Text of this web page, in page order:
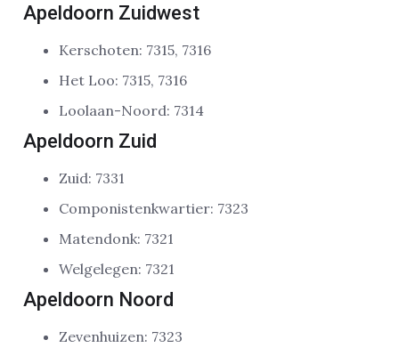
Apeldoorn Zuidwest
Kerschoten: 7315, 7316
Het Loo: 7315, 7316
Loolaan-Noord: 7314
Apeldoorn Zuid
Zuid: 7331
Componistenkwartier: 7323
Matendonk: 7321
Welgelegen: 7321
Apeldoorn Noord
Zevenhuizen: 7323